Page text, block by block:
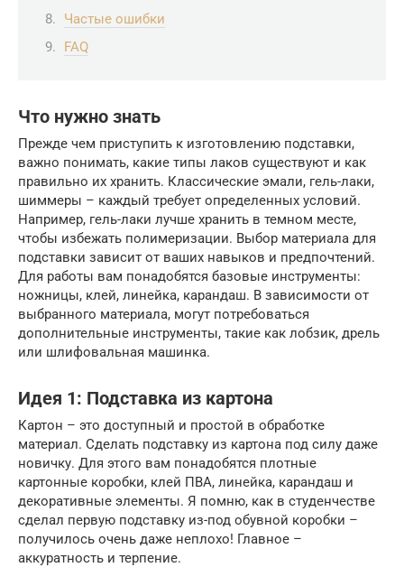
Частые ошибки
FAQ
Что нужно знать
Прежде чем приступить к изготовлению подставки,
важно понимать, какие типы лаков существуют и как
правильно их хранить. Классические эмали, гель-лаки,
шиммеры – каждый требует определенных условий.
Например, гель-лаки лучше хранить в темном месте,
чтобы избежать полимеризации. Выбор материала для
подставки зависит от ваших навыков и предпочтений.
Для работы вам понадобятся базовые инструменты:
ножницы, клей, линейка, карандаш. В зависимости от
выбранного материала, могут потребоваться
дополнительные инструменты, такие как лобзик, дрель
или шлифовальная машинка.
Идея 1: Подставка из картона
Картон – это доступный и простой в обработке
материал. Сделать подставку из картона под силу даже
новичку. Для этого вам понадобятся плотные
картонные коробки, клей ПВА, линейка, карандаш и
декоративные элементы. Я помню, как в студенчестве
сделал первую подставку из-под обувной коробки –
получилось очень даже неплохо! Главное –
аккуратность и терпение.